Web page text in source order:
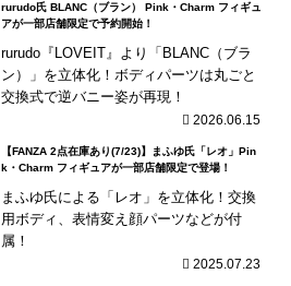
rurudo氏 BLANC（ブラン） Pink・Charm フィギュ
アが一部店舗限定で予約開始！
rurudo『LOVEIT』より「BLANC（ブラ
ン）」を立体化！ボディパーツは丸ごと
交換式で逆バニー姿が再現！
2026.06.15
【FANZA 2点在庫あり(7/23)】まふゆ氏「レオ」Pin
k・Charm フィギュアが一部店舗限定で登場！
まふゆ氏による「レオ」を立体化！交換
用ボディ、表情変え顔パーツなどが付
属！
2025.07.23